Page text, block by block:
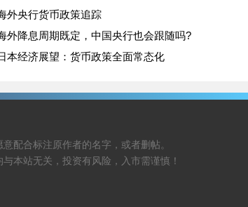
外央行货币政策追踪
外降息周期既定，中国央行也会跟随吗?
本经济展望：货币政策全面常态化
配合标注原作者的名字，或者删帖。
本站无关，投资有风险，入市需谨慎！